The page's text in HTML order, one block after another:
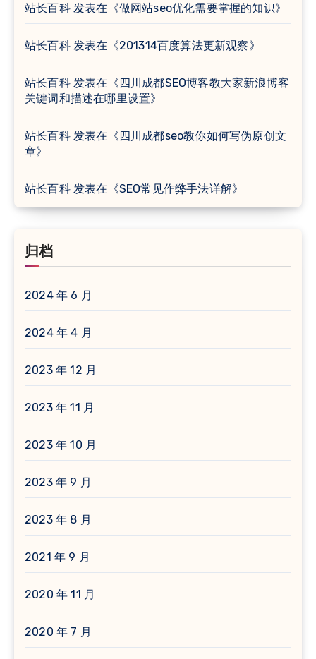
站长百科发表在《做网站seo优化需要掌握的知识》
站长百科发表在《201314百度算法更新观察》
站长百科发表在《四川成都SEO博客教大家新浪博客
关键词和描述在哪里设置》
站长百科发表在《四川成都seo教你如何写伪原创文
章》
站长百科发表在《SEO常见作弊手法详解》
归档
2024 年 6 月
2024 年 4 月
2023 年 12 月
2023 年 11 月
2023 年 10 月
2023 年 9 月
2023 年 8 月
2021 年 9 月
2020 年 11 月
2020 年 7 月